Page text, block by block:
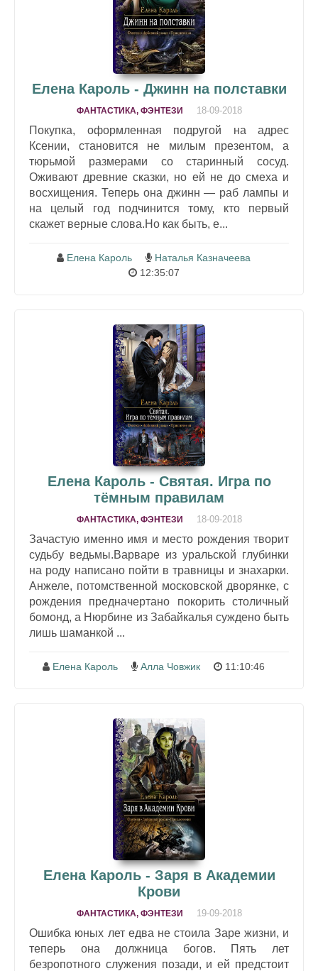
Елена Кароль - Джинн на полставки
ФАНТАСТИКА, ФЭНТЕЗИ 18-09-2018
Покупка, оформленная подругой на адрес
Ксении, становится не милым презентом, а
тюрьмой размерами со старинный сосуд.
Оживают древние сказки, но ей не до смеха и
восхищения. Теперь она джинн — раб лампы и
на целый год подчинится тому, кто первый
скажет верные слова.Но как быть, е...
Елена Кароль
Наталья Казначеева
12:35:07
Елена Кароль - Святая. Игра по
тёмным правилам
ФАНТАСТИКА, ФЭНТЕЗИ 18-09-2018
Зачастую именно имя и место рождения творит
судьбу ведьмы.Варваре из уральской глубинки
на роду написано пойти в травницы и знахарки.
Анжеле, потомственной московской дворянке, с
рождения предначертано покорить столичный
бомонд, а Нюрбине из Забайкалья суждено быть
лишь шаманкой ...
Елена Кароль Алла Човжик 11:10:46
Елена Кароль - Заря в Академии
Крови
ФАНТАСТИКА, ФЭНТЕЗИ 19-09-2018
Ошибка юных лет едва не стоила Заре жизни, и
теперь она должница богов. Пять лет
безропотного служения позади, и ей предстоит